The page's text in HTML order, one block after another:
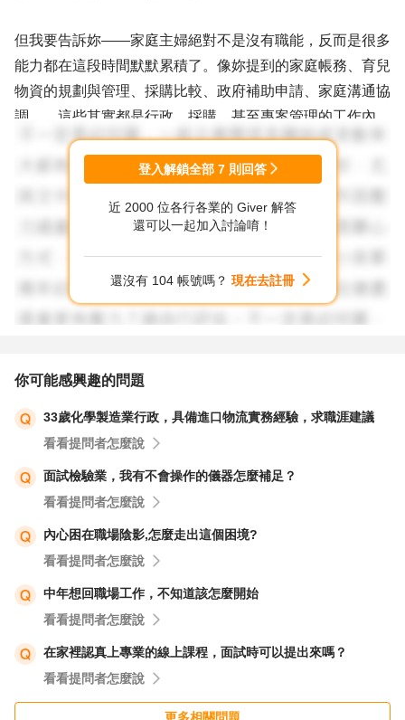
但我要告訴妳——家庭主婦絕對不是沒有職能，反而是很多
能力都在這段時間默默累積了。像妳提到的家庭帳務、育兒
物資的規劃與管理、採購比較、政府補助申請、家庭溝通協
調……這些其實都是行政、採購、甚至專案管理的工作內
容，只是我們做得沒有職稱、沒有薪資，但能力是真實存在
所以回應「空白期在做什麼」這類問題時，妳可以這樣說：
👉「這段期間我專注在家庭，也同時持續累積很多職場相
符的能力，例如家庭財務管理、物資統計、跑政府機關處理
力。」
而且妳本身有保母證照、化學丙級，這代表妳是有證照、有
職業意識的人，只是人生階段不同罷了。回職場的第一步，
本來就需要多一點勇氣與支持，但請記得，這條路妳不是一
個人走。
也別灰心，有些公司還是願意給真正有責任感、有經驗的媽
媽機會。只要妳持續表達妳的企圖心，慢慢找，一定會找到
適合妳的工作。
最後，我想送妳一句我自己一直記著的話：「不是空白，而
是蛻變的過程。」
加油，也謝謝妳勇敢邁出第一步，妳已經做得很棒了！
登入解鎖全部 7 則回答
近 2000 位各行各業的 Giver 解答
還可以一起加入討論唷！
還沒有 104 帳號嗎？ 現在去註冊
你可能感興趣的問題
33歲化學製造業行政，具備進口物流實務經驗，求職涯建議
看看提問者怎麼說
面試檢驗業，我有不會操作的儀器怎麼補足？
看看提問者怎麼說
內心困在職場陰影,怎麼走出這個困境?
看看提問者怎麼說
中年想回職場工作，不知道該怎麼開始
看看提問者怎麼說
在家裡認真上專業的線上課程，面試時可以提出來嗎？
看看提問者怎麼說